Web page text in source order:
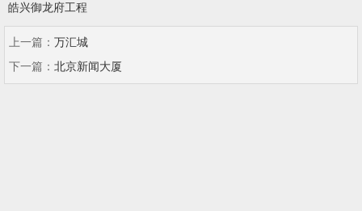
皓兴御龙府工程
上一篇： 万汇城
下一篇： 北京新闻大厦